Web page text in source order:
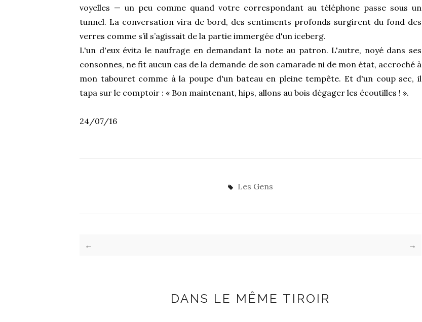
voyelles — un peu comme quand votre correspondant au téléphone passe sous un
tunnel. La conversation vira de bord, des sentiments profonds surgirent du fond des
verres comme s’il s’agissait de la partie immergée d'un iceberg.
L'un d'eux évita le naufrage en demandant la note au patron. L'autre, noyé dans ses
consonnes, ne fit aucun cas de la demande de son camarade ni de mon état, accroché à
mon tabouret comme à la poupe d'un bateau en pleine tempête. Et d'un coup sec, il
tapa sur le comptoir : « Bon maintenant, hips, allons au bois dégager les écoutilles ! ».
24/07/16
Les Gens
← →
DANS LE MÊME TIROIR